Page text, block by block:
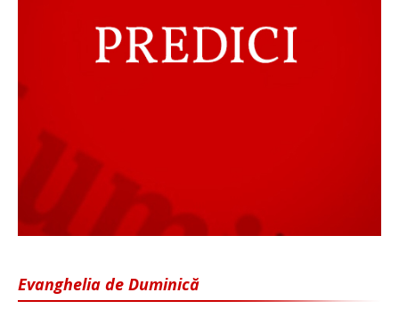
Evanghelia de Duminică